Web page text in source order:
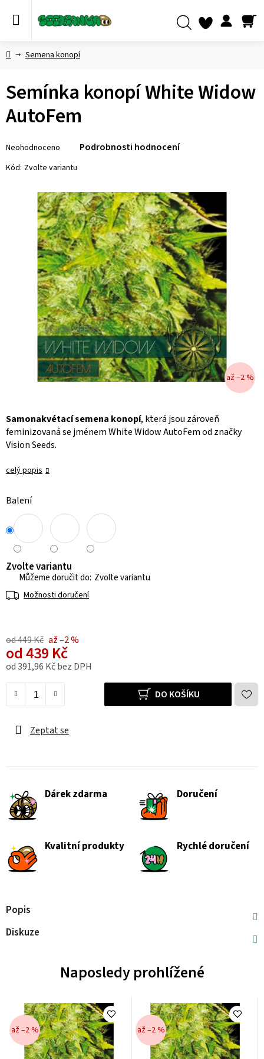
DomůSemena konopí
Samonakvétací semena konopí, která jsou zároveň
feminizovaná se jménem White Widow AutoFem od značky
Vision Seeds.
celý popis
Balení
Zvolte variantu
Zvolte variantu
Možnosti doručení
od 449 Kč až –2 %
od439 Kč
od391,96 Kčbez DPH
DO KOŠÍKU
Zeptat se
Semínka konopí White Widow
AutoFem
hodnocení
produktu
hvězdiček.
Neohodnoceno Podrobnosti hodnocení
Kód: Zvolte variantu
až –2 %
Dárek zdarma Doručení
Kvalitní produkty Rychlé doručení
Popis
Diskuze
Naposledy prohlížené
až –2 % až –2 %